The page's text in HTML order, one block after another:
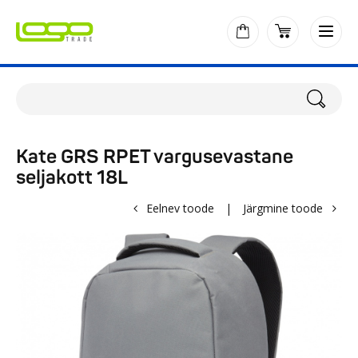
Kate GRS RPET vargusevastane
seljakott 18L
Eelnev toode | Järgmine toode